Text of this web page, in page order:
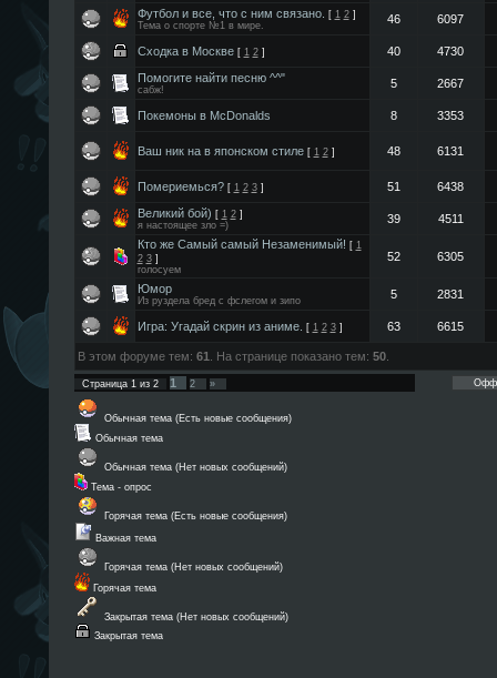
Футбол и все, что с ним связано.
[ 1 2]
Тема о спорте №1 в мире.
46 6097
Сходка в Москве [ 1 2] 40
4730
Помогите найти песню ^^"
сабж! 5 2667
Покемоны в McDonalds 8 3353
Ваш ник на в японском стиле [ 1 2] 48 6131
Помериемься? [ 1 2 3] 51
6438
Великий бой) [ 1 2]
я настоящее зло =)
39
4511
Кто же Самый самый Незаменимый! [ 1
2 3]
голосуем
52 6305
Юмор
Из руздела бред с фслегом и зипо 5 2831
Игра: Угадай скрин из аниме. [ 1 2 3] 63 6615
В этом форуме тем: 61 . На странице показано тем: 50.
Страница 1из 2 1 2 »
Обычная тема (Есть новые сообщения)
Обычная тема
Обычная тема (Нет новых сообщений)
Тема - опрос
Горячая тема (Есть новые сообщения)
Важная тема
Горячая тема (Нет новых сообщений)
Горячая тема
Закрытая тема (Нет новых сообщений)
Закрытая тема